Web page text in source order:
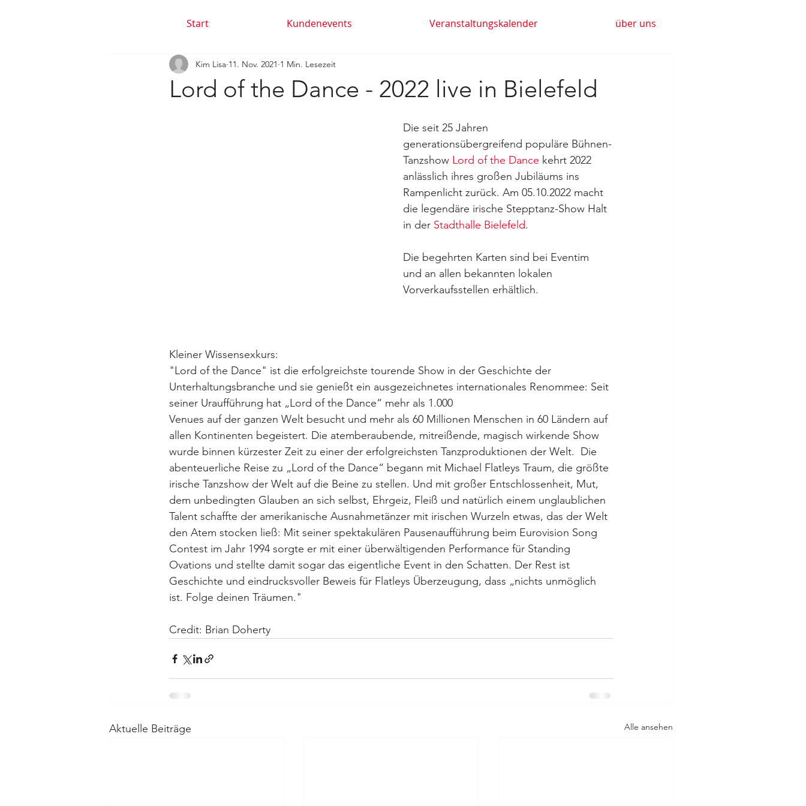
Start Kundenevents Veranstaltungskalender über uns
Lord of the Dance - 2022 live in Bielefeld
Kim Lisa 11. Nov. 2021 1 Min. Lesezeit
Die seit 25 Jahren
generationsübergreifend populäre Bühnen-
Tanzshow Lord of the Dance kehrt 2022
anlässlich ihres großen Jubiläums ins
Rampenlicht zurück. Am 05.10.2022 macht
die legendäre irische Stepptanz-Show Halt
in der Stadthalle Bielefeld.
Die begehrten Karten sind bei Eventim
und an allen bekannten lokalen
Vorverkaufsstellen erhältlich.
Kleiner Wissensexkurs:
"Lord of the Dance" ist die erfolgreichste tourende Show in der Geschichte der
Unterhaltungsbranche und sie genießt ein ausgezeichnetes internationales Renommee: Seit
seiner Uraufführung hat „Lord of the Dance“ mehr als 1.000
Venues auf der ganzen Welt besucht und mehr als 60 Millionen Menschen in 60 Ländern auf
allen Kontinenten begeistert. Die atemberaubende, mitreißende, magisch wirkende Show
wurde binnen kürzester Zeit zu einer der erfolgreichsten Tanzproduktionen der Welt.  Die
abenteuerliche Reise zu „Lord of the Dance“ begann mit Michael Flatleys Traum, die größte
irische Tanzshow der Welt auf die Beine zu stellen. Und mit großer Entschlossenheit, Mut,
dem unbedingten Glauben an sich selbst, Ehrgeiz, Fleiß und natürlich einem unglaublichen
Talent schaffte der amerikanische Ausnahmetänzer mit irischen Wurzeln etwas, das der Welt
den Atem stocken ließ: Mit seiner spektakulären Pausenaufführung beim Eurovision Song
Contest im Jahr 1994 sorgte er mit einer überwältigenden Performance für Standing
Ovations und stellte damit sogar das eigentliche Event in den Schatten. Der Rest ist
Geschichte und eindrucksvoller Beweis für Flatleys Überzeugung, dass „nichts unmöglich
ist. Folge deinen Träumen."
Credit: Brian Doherty
Aktuelle Beiträge Alle ansehen